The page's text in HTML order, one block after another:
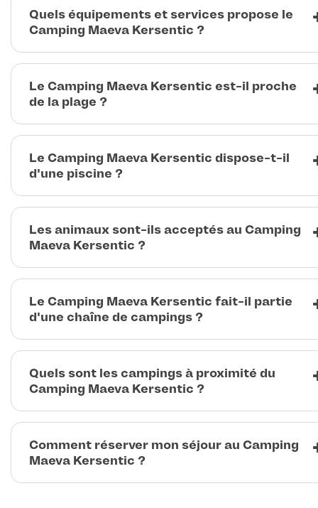
Quels équipements et services propose le
Camping Maeva Kersentic ?
Le Camping Maeva Kersentic est-il proche
de la plage ?
Le Camping Maeva Kersentic dispose-t-il
d'une piscine ?
Les animaux sont-ils acceptés au Camping
Maeva Kersentic ?
Le Camping Maeva Kersentic fait-il partie
d'une chaîne de campings ?
Quels sont les campings à proximité du
Camping Maeva Kersentic ?
Comment réserver mon séjour au Camping
Maeva Kersentic ?